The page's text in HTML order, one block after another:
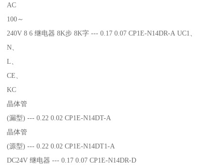
AC
100～
240V 8 6 继电器 8K步 8K字 --- 0.17 0.07 CP1E-N14DR-A UC1、
N、
L、
CE、
KC
晶体管
(漏型) --- 0.22 0.02 CP1E-N14DT-A
晶体管
(源型) --- 0.22 0.02 CP1E-N14DT1-A
DC24V 继电器 --- 0.17 0.07 CP1E-N14DR-D